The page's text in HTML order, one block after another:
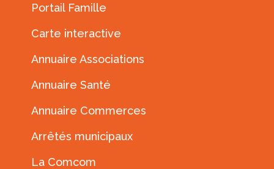
Portail Famille
Carte interactive
Annuaire Associations
Annuaire Santé
Annuaire Commerces
Arrêtés municipaux
La Comcom